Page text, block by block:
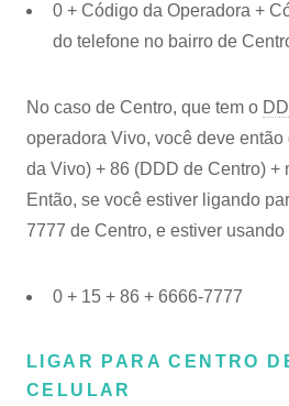
0 + Código da Operadora +
do telefone no bairro de
No caso de Centro, que tem o
operadora Vivo, você deve
da Vivo) + 86 (DDD de Centro) +
Então, se você estiver ligando
7777 de Centro, e estiver
0 + 15 + 86 + 6666-7777
LIGAR PARA CENTRO
CELULAR